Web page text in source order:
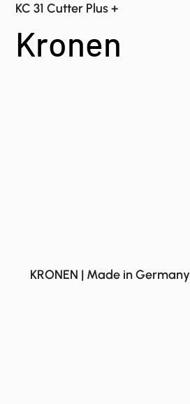
KC 31 Cutter Plus +
Kronen
KRONEN | Made in Germany